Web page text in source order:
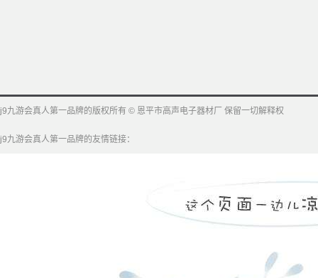
j9九游会真人第一品牌的版权所有 © 恩平市高声电子器材厂 保留一切解释权
j9九游会真人第一品牌的友情链接：